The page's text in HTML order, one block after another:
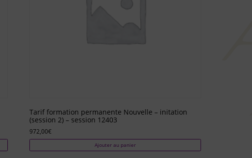
Tarif formation permanente Nouvelle – initation
(session 2) – session 12403
972,00€
Ajouter au panier